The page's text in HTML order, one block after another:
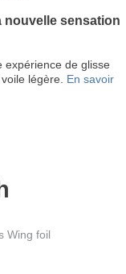
nouvelle sensation
expérience de glisse
légère. En savoir
Wing foil